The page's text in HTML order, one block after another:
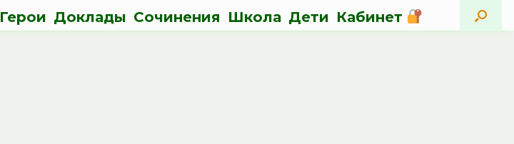
Герои Доклады Сочинения Школа Дети Кабинет